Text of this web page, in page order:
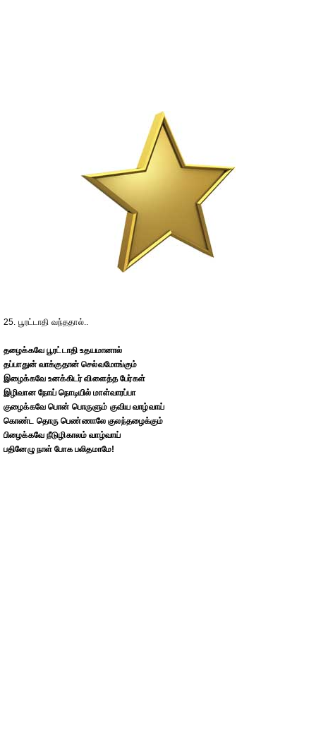
25. பூரட்டாதி வந்ததால்..
தழைக்கவே பூரட்டாதி உதயமானால்
தப்பாதுன் வாக்குதான் செல்வமோங்கும்
இழைக்கவே உனக்கிடர் விளைத்த பேர்கள்
இழிவான நோய் நொடியில் மாள்வாரப்பா
குழைக்கவே பொன் பொருளும் குவிய வாழ்வாய்
கொண்ட தொரு பெண்ணாலே குலந்தழைக்கும்
பிழைக்கவே நீடுழிகாலம் வாழ்வாய்
பதினேழு நாள் போக பலிதமாமே!